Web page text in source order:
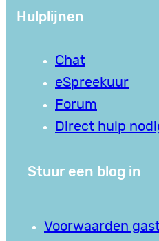
Hulplijnen
Chat
eSpreekuur
Forum
Direct hulp
Stuur een blog in
Voorwaarden